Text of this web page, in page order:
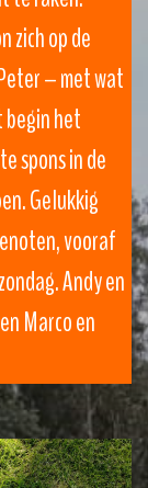
zich op de
– met wat
het
spons in de
Gelukkig
vooraf
Andy en
Marco en